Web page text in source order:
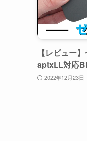
【レビュー
aptxLL対応
2022年12月23日